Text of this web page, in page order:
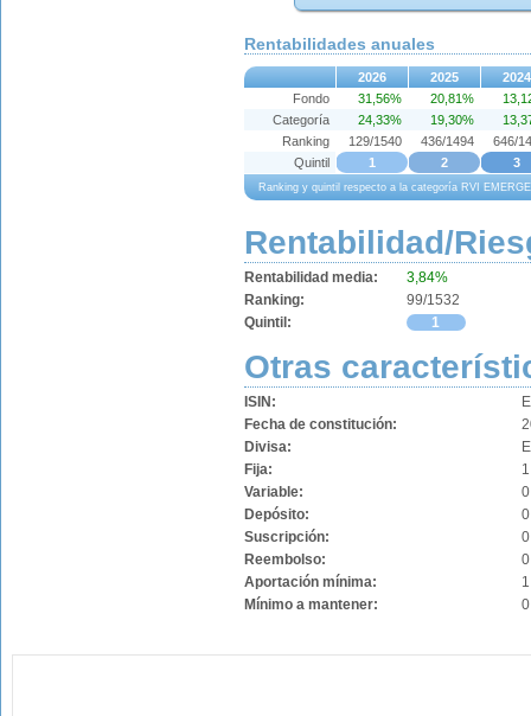
Rentabilidades anuales
2026 2025 2024
Ranking y quintil respecto a la categoría RVI
Fondo 31,56% 20,81%
Categoría
24,33% 19,30%
Ranking
129/1540 436/1494
646/
Quintil
1 2 3
Rentabilidad/
Rentabilidad media:
3,84%
Ranking:
99/1532
Quintil:
1
Otras
ISIN:
Fecha de constitución:
Divisa:
Fija:
Variable:
Depósito:
Suscripción:
Reembolso:
Aportación mínima:
Mínimo a mantener: